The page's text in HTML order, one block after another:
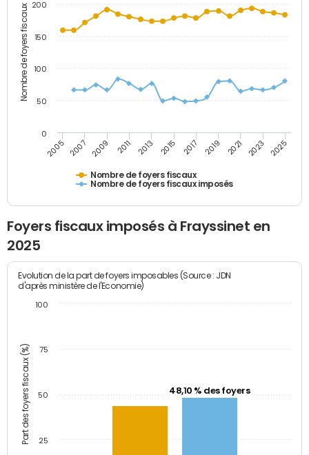
Nombre de foyers fiscaux
Nombre de foyers fiscaux
Nombre de foyers fiscaux imposés
2005 2007 2009 2011 2013 2015 2017 2019 2021 2023 2025
0
50
100
150
200
Foyers fiscaux imposés à Frayssinet en
2025
Part des foyers fiscaux (%)
Evolution de la part de foyers imposables (Source : JDN
d'après ministère de l'Economie)
48,10 % des foyers
25
50
75
100